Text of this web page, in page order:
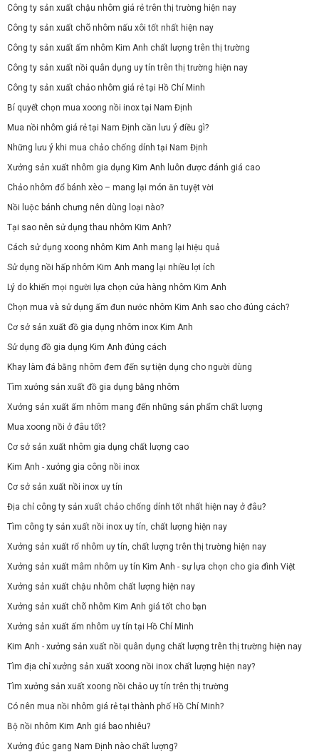
Công ty sản xuất chậu nhôm giá rẻ trên thị trường hiện nay
Công ty sản xuất chõ nhôm nấu xôi tốt nhất hiện nay
Công ty sản xuất ấm nhôm Kim Anh chất lượng trên thị trường
Công ty sản xuất nồi quân dụng uy tín trên thị trường hiện nay
Công ty sản xuất chảo nhôm giá rẻ tại Hồ Chí Minh
Bí quyết chọn mua xoong nồi inox tại Nam Định
Mua nồi nhôm giá rẻ tại Nam Định cần lưu ý điều gì?
Những lưu ý khi mua chảo chống dính tại Nam Định
Xưởng sản xuất nhôm gia dụng Kim Anh luôn được đánh giá cao
Chảo nhôm đổ bánh xèo – mang lại món ăn tuyệt vời
Nồi luộc bánh chưng nên dùng loại nào?
Tại sao nên sử dụng thau nhôm Kim Anh?
Cách sử dụng xoong nhôm Kim Anh mang lại hiệu quả
Sử dụng nồi hấp nhôm Kim Anh mang lại nhiều lợi ích
Lý do khiến mọi người lựa chọn cửa hàng nhôm Kim Anh
Chọn mua và sử dụng ấm đun nước nhôm Kim Anh sao cho đúng cách?
Cơ sở sản xuất đồ gia dụng nhôm inox Kim Anh
Sử dụng đồ gia dụng Kim Anh đúng cách
Khay làm đá bằng nhôm đem đến sự tiện dụng cho người dùng
Tìm xưởng sản xuất đồ gia dụng bằng nhôm
Xưởng sản xuất ấm nhôm mang đến những sản phẩm chất lượng
Mua xoong nồi ở đâu tốt?
Cơ sở sản xuất nhôm gia dụng chất lượng cao
Kim Anh - xưởng gia công nồi inox
Cơ sở sản xuất nồi inox uy tín
Địa chỉ công ty sản xuất chảo chống dính tốt nhất hiện nay ở đâu?
Tìm công ty sản xuất nồi inox uy tín, chất lượng hiện nay
Xưởng sản xuất rổ nhôm uy tín, chất lượng trên thị trường hiện nay
Xưởng sản xuất mâm nhôm uy tín Kim Anh - sự lựa chọn cho gia đình Việt
Xưởng sản xuất chậu nhôm chất lượng hiện nay
Xưởng sản xuất chõ nhôm Kim Anh giá tốt cho bạn
Xưởng sản xuất ấm nhôm uy tín tại Hồ Chí Minh
Kim Anh - xưởng sản xuất nồi quân dụng chất lượng trên thị trường hiện nay
Tìm địa chỉ xưởng sản xuất xoong nồi inox chất lượng hiện nay?
Tìm xưởng sản xuất xoong nồi chảo uy tín trên thị trường
Có nên mua nồi nhôm giá rẻ tại thành phố Hồ Chí Minh?
Bộ nồi nhôm Kim Anh giá bao nhiêu?
Xưởng đúc gang Nam Định nào chất lượng?